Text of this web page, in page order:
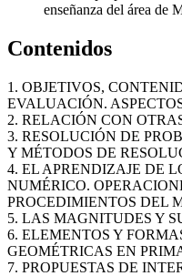
enseñanza del área de
Contenidos
1. OBJETIVOS,
EVALUACIÓN.
2. RELACIÓN CON
3. RESOLUCIÓN DE
Y MÉTODOS DE
4. EL APRENDIZAJE DE
NUMÉRICO.
PROCEDIMIENTOS DEL
5. LAS MAGNITUDES Y
6. ELEMENTOS Y
GEOMÉTRICAS EN
7. PROPUESTAS DE